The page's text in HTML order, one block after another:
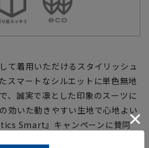
て着用いただけるスタイリッシュ
スマートなシルエットに単色無地
、誠実で凛とした印象のスーツに
効いた動きやすい生地で心地よい
Smart』キャンペーンに賛同